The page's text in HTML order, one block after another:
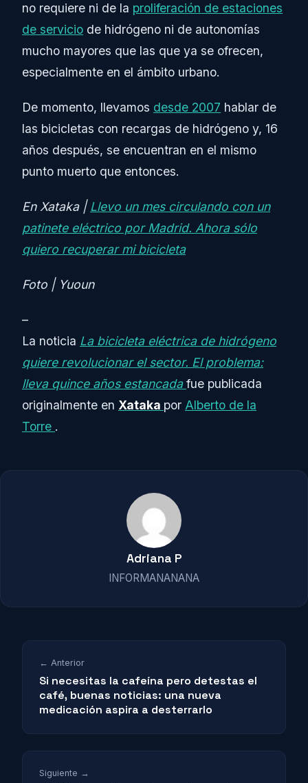
no requiere ni de la proliferación de estaciones
de servicio de hidrógeno ni de autonomías
mucho mayores que las que ya se ofrecen,
especialmente en el ámbito urbano.
De momento, llevamos desde 2007 hablar de
las bicicletas con recargas de hidrógeno y, 16
años después, se encuentran en el mismo
punto muerto que entonces.
En Xataka | Llevo un mes circulando con un
patinete eléctrico por Madrid. Ahora sólo
quiero recuperar mi bicicleta
Foto | Yuoun
–
La noticia La bicicleta eléctrica de hidrógeno
quiere revolucionar el sector. El problema:
lleva quince años estancadafue publicada
originalmente en Xataka por Alberto de la
Torre .
Adriana P
INFORMANANANA
← Anterior
Si necesitas la cafeína pero detestas el
café, buenas noticias: una nueva
medicación aspira a desterrarlo
Siguiente →